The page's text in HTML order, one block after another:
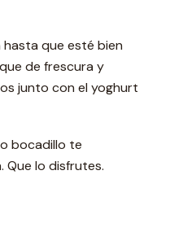
que esté bien
de frescura y
junto con el yoghurt
bocadillo te
Que lo disfrutes.